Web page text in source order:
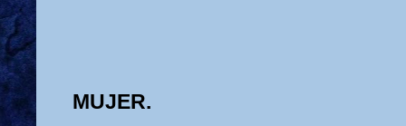
MUJER.